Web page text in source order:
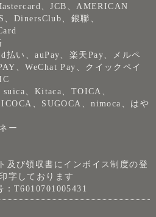
、JCB、AMERICAN
、DinersClub、銀聯、
払い、auPay、楽天Pay、メルペ
、WeChat Pay、クイックペイ
suica、Kitaca、TOICA、
ICOCA、SUGOCA、nimoca、はや
ー
及び領収書にインボイス制度の登
字しております
：T6010701005431